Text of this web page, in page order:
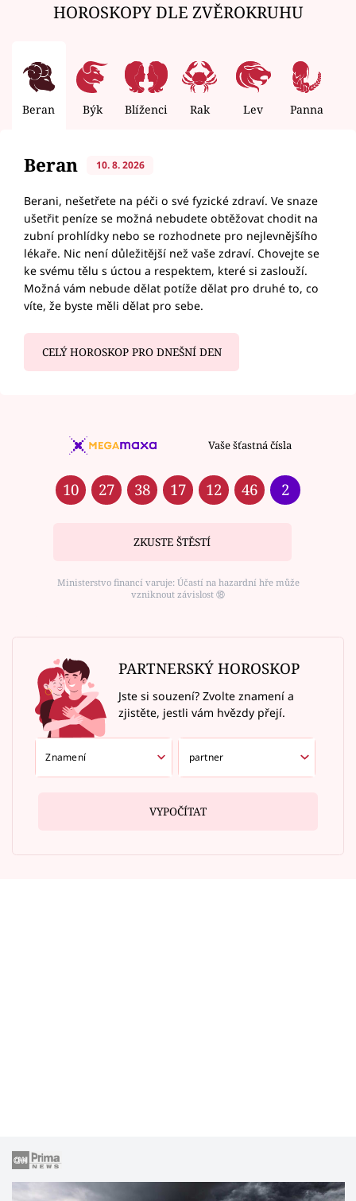
HOROSKOPY DLE ZVĚROKRUHU
Beran Býk Blíženci Rak Lev Panna
Beran 10. 8. 2026
Berani, nešetřete na péči o své fyzické zdraví. Ve snaze
ušetřit peníze se možná nebudete obtěžovat chodit na
zubní prohlídky nebo se rozhodnete pro nejlevnějšího
lékaře. Nic není důležitější než vaše zdraví. Chovejte se
ke svému tělu s úctou a respektem, které si zaslouží.
Možná vám nebude dělat potíže dělat pro druhé to, co
víte, že byste měli dělat pro sebe.
CELÝ HOROSKOP PRO DNEŠNÍ DEN
Vaše šťastná čísla
10 27 38 17 12 46 2
ZKUSTE ŠTĚSTÍ
Ministerstvo financí varuje: Účastí na hazardní hře může
vzniknout závislost ⑱
PARTNERSKÝ HOROSKOP
Jste si souzení? Zvolte znamení a
zjistěte, jestli vám hvězdy přejí.
VYPOČÍTAT